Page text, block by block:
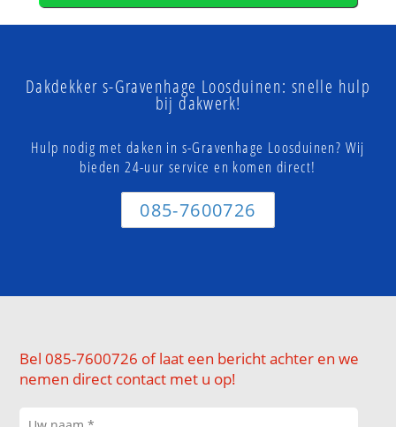
Dakdekker s-Gravenhage Loosduinen: snelle hulp
bij dakwerk!
Hulp nodig met daken in s-Gravenhage Loosduinen? Wij
bieden 24-uur service en komen direct!
085-7600726
Bel 085-7600726 of laat een bericht achter en we
nemen direct contact met u op!